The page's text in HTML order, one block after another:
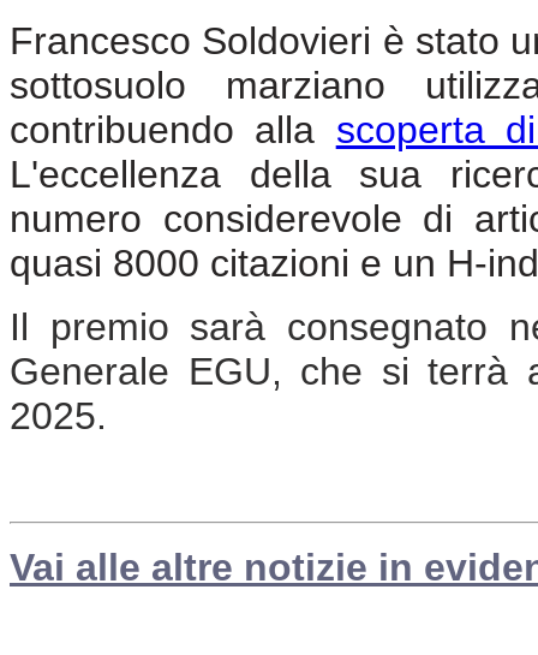
Francesco Soldovieri è stato
sottosuolo marziano
contribuendo alla scoperta
L'eccellenza della sua
numero considerevole di
quasi 8000 citazioni e un H-
Il premio sarà consegnato
Generale EGU, che si
2025.
Vai alle altre notizie in